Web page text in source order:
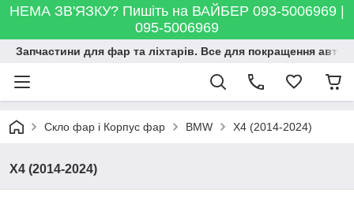
НЕМА ЗВ'ЯЗКУ? Пишіть на ВАЙБЕР 093-5006969 |
095-5006969
Запчастини для фар та ліхтарів. Все для покращення
Скло фар і Корпус фар BMW X4 (2014-2024)
X4 (2014-2024)